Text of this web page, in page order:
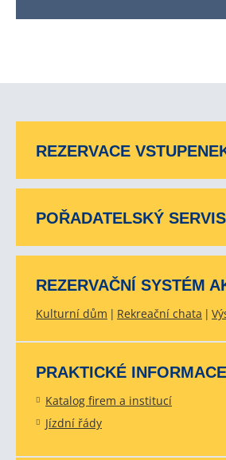
REZERVACE
POŘADATELSKÝ SERVIS
REZERVAČNÍ SYSTÉM
Kulturní dům Rekreační chata
PRAKTICKÉ INFORMACE
Katalog firem a institucí
Jízdní řády